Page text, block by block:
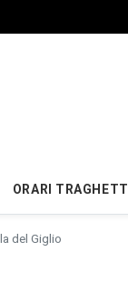
ORARI TRAGHETTI
del Giglio